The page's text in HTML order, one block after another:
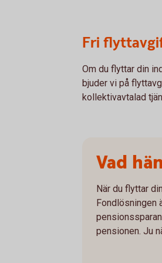
Fri
Om du flyttar din
bjuder vi på
kollektivavtalad
Vad
När du flyttar
Fondlösningen
pensionen. Ju